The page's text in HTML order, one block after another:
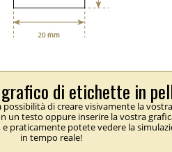
di etichette in
possibilità di creare visivamente la
un testo oppure inserire la vostra
e praticamente potete vedere la
in tempo reale!